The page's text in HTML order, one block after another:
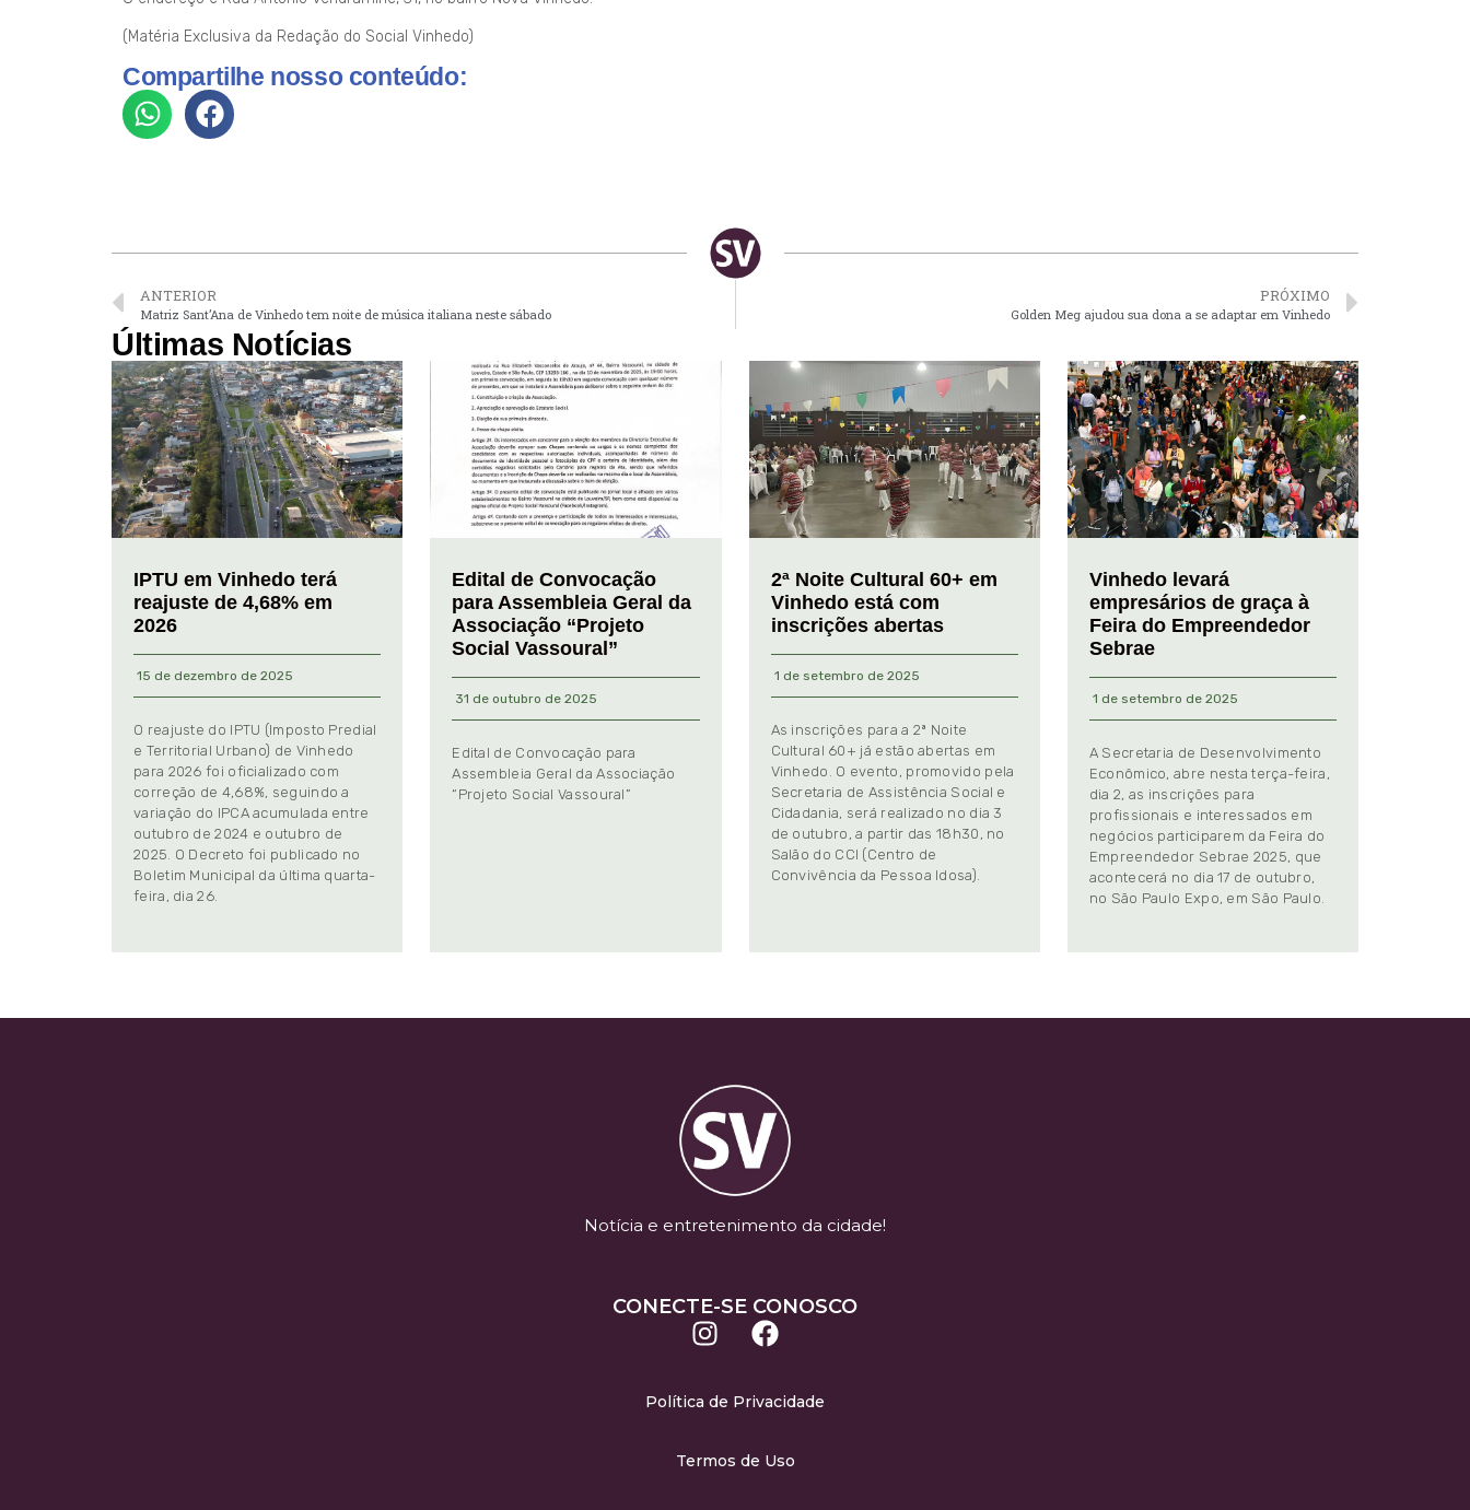
(Matéria Exclusiva da Redação do Social Vinhedo)
Compartilhe nosso conteúdo:
ANTERIOR
Matriz Sant’Ana de Vinhedo tem noite de música italiana neste sábado
PRÓXIMO
Golden Meg ajudou sua dona a se adaptar em Vinhedo
Últimas Notícias
IPTU em Vinhedo terá
reajuste de 4,68% em
2026
15 de dezembro de 2025
O reajuste do IPTU (Imposto Predial
e Territorial Urbano) de Vinhedo
para 2026 foi oficializado com
correção de 4,68%, seguindo a
variação do IPCA acumulada entre
outubro de 2024 e outubro de
2025. O Decreto foi publicado no
Boletim Municipal da última quarta-
feira, dia 26.
Edital de Convocação
para Assembleia Geral da
Associação “Projeto
Social Vassoural”
31 de outubro de 2025
Edital de Convocação para
Assembleia Geral da Associação
“Projeto Social Vassoural”
2ª Noite Cultural 60+ em
Vinhedo está com
inscrições abertas
1 de setembro de 2025
As inscrições para a 2ª Noite
Cultural 60+ já estão abertas em
Vinhedo. O evento, promovido pela
Secretaria de Assistência Social e
Cidadania, será realizado no dia 3
de outubro, a partir das 18h30, no
Salão do CCI (Centro de
Convivência da Pessoa Idosa).
Vinhedo levará
empresários de graça à
Feira do Empreendedor
Sebrae
1 de setembro de 2025
A Secretaria de Desenvolvimento
Econômico, abre nesta terça-feira,
dia 2, as inscrições para
profissionais e interessados em
negócios participarem da Feira do
Empreendedor Sebrae 2025, que
acontecerá no dia 17 de outubro,
no São Paulo Expo, em São Paulo.
Notícia e entretenimento da cidade!
CONECTE-SE CONOSCO
Política de Privacidade
Termos de Uso